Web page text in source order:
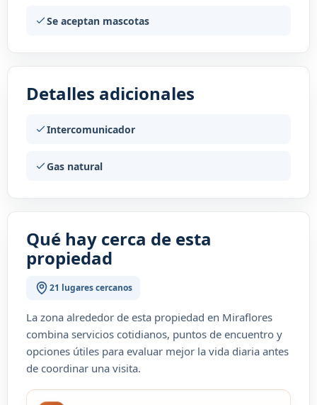
Se aceptan mascotas
Detalles adicionales
Intercomunicador
Gas natural
Qué hay cerca de esta
propiedad
21 lugares cercanos
La zona alrededor de esta propiedad en Miraflores
combina servicios cotidianos, puntos de encuentro y
opciones útiles para evaluar mejor la vida diaria antes
de coordinar una visita.